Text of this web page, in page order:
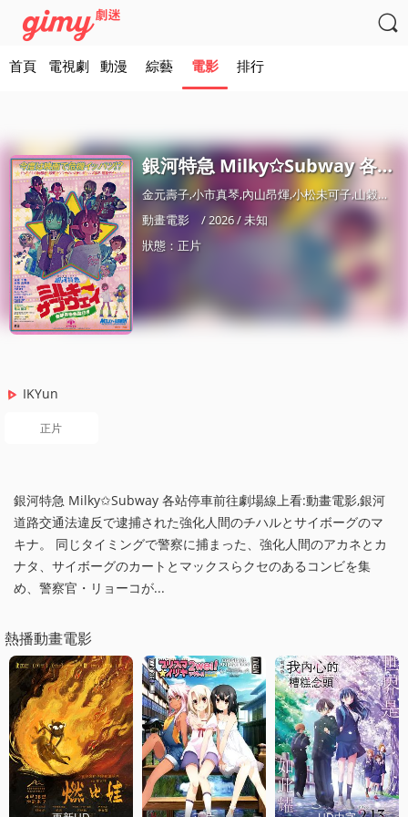

首頁 電視劇 動漫 綜藝 電影 排行
銀河特急 Milky✩Subway 各站停車前往劇場
金元壽子,小市真琴,內山昂煇,小松未可子,山穀祥生,藤原由林,寺澤百花,永瀨安奈
動畫電影
/ 2026 / 未知
狀態：正片
IKYun
正片
銀河特急 Milky✩Subway 各站停車前往劇場線上看:動畫電影,銀河
道路交通法違反で逮捕された強化人間のチハルとサイボーグのマ
キナ。 同じタイミングで警察に捕まった、強化人間のアカネとカ
ナタ、サイボーグのカートとマックスらクセのあるコンビを集
め、警察官・リョーコが...
熱播動畫電影